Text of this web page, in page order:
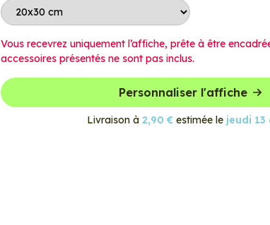
Vous recevrez uniquement l’affiche, prête à être
accessoires présentés ne sont pas inclus.
Personnaliser l'affiche
Livraison à 2,90 € estimée le jeudi